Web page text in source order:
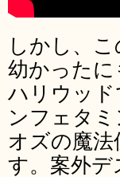
しかし、
幼かった
ハリウッ
ンフェタ
オズの魔
す。案外